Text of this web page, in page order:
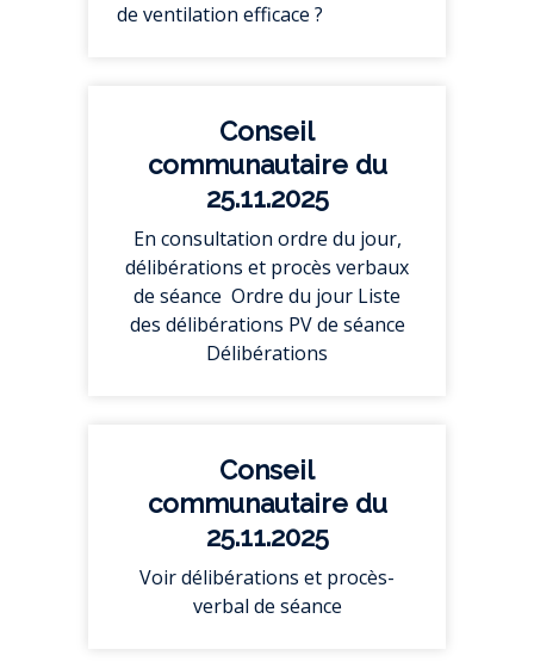
de ventilation efficace ?
Conseil
communautaire du
25.11.2025
En consultation ordre du jour,
délibérations et procès verbaux
de séance Ordre du jour Liste
des délibérations PV de séance
Délibérations
Conseil
communautaire du
25.11.2025
Voir délibérations et procès-
verbal de séance